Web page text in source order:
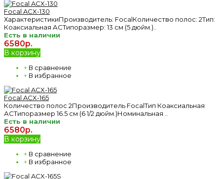
Focal ACX-130
ХарактеристикиПроизводитель: FocalКоличество полос: 2Тип:
Коаксиальная АСТипоразмер: 13 см (5 дюйм.)..
Есть в наличии
6580р.
В корзину
+ В сравнение
+ В избранное
Focal ACX-165
Количество полос 2Производитель FocalТип Коаксиальная
АСТипоразмер 16.5 см (6 1/2 дюйм.)Номинальная ..
Есть в наличии
6580р.
В корзину
+ В сравнение
+ В избранное